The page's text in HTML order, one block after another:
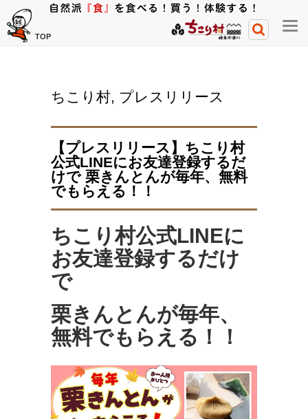
TOP
メ
ニ
ちこり村, プレスリリース
【プレスリリース】ちこり村
公式LINEにお友達登録するだ
けで 栗きんとんが毎年、無料
でもらえる！！
ちこり村公式LINEに
お友達登録するだけ
で
栗きんとんが毎年、
無料でもらえる！！